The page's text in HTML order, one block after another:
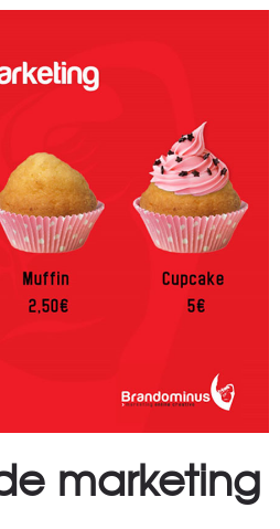
marketing